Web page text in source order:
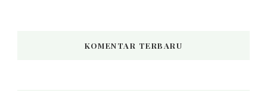
KOMENTAR TERBARU